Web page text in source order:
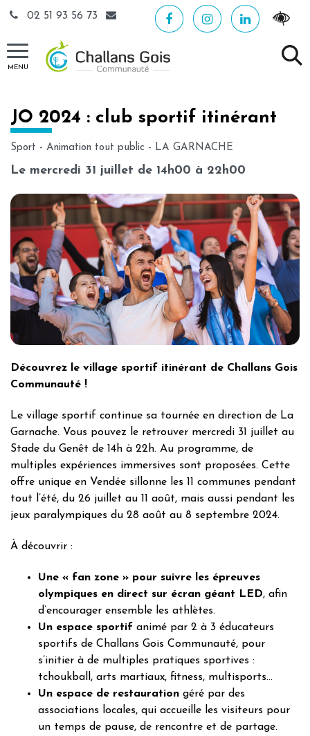
02 51 93 56 73
MENU
JO 2024 : club sportif itinérant
Sport - Animation tout public - LA GARNACHE
Le mercredi 31 juillet de 14h00 à 22h00
Découvrez le village sportif itinérant de Challans Gois
Communauté !
Le village sportif continue sa tournée en direction de La
Garnache. Vous pouvez le retrouver mercredi 31 juillet au
Stade du Genêt de 14h à 22h. Au programme, de
multiples expériences immersives sont proposées. Cette
offre unique en Vendée sillonne les 11 communes pendant
tout l’été, du 26 juillet au 11 août, mais aussi pendant les
jeux paralympiques du 28 août au 8 septembre 2024.
À découvrir :
Une « fan zone » pour suivre les épreuves
olympiques en direct sur écran géant LED, afin
d’encourager ensemble les athlètes.
Un espace sportif animé par 2 à 3 éducateurs
sportifs de Challans Gois Communauté, pour
s’initier à de multiples pratiques sportives :
tchoukball, arts martiaux, fitness, multisports…
Un espace de restauration géré par des
associations locales, qui accueille les visiteurs pour
un temps de pause, de rencontre et de partage.